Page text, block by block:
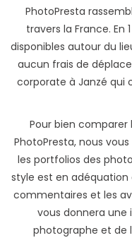
PhotoPresta
travers la France.
disponibles autour du
aucun frais de
corporate à Janzé qui
Pour bien
PhotoPresta, nous
les portfolios des
style est en adéquation
commentaires et les
vous donnera une
photographe et de